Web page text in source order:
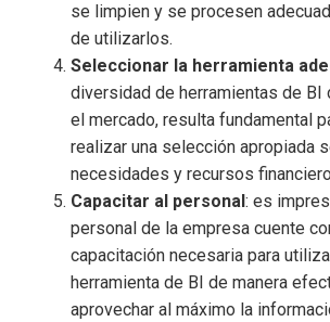
se limpien y se procesen
de utilizarlos.
Seleccionar la herramienta
diversidad de herramientas de
el mercado, resulta fundamental
realizar una selección apropiada
necesidades y recursos
Capacitar al personal : es
personal de la empresa cuente
capacitación necesaria para
herramienta de BI de manera
aprovechar al máximo la